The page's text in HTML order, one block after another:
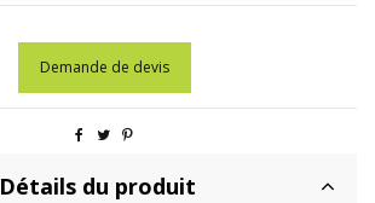
Demande de devis
Détails du produit